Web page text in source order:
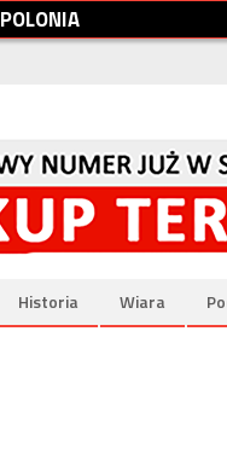
POLONIA
Historia Wiara